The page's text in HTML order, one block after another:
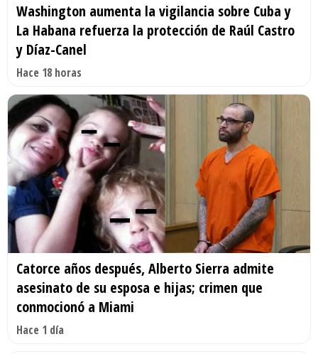
Washington aumenta la vigilancia sobre Cuba y
La Habana refuerza la protección de Raúl Castro
y Díaz-Canel
Hace 18 horas
Catorce años después, Alberto Sierra admite
asesinato de su esposa e hijas; crimen que
conmocionó a Miami
Hace 1 día